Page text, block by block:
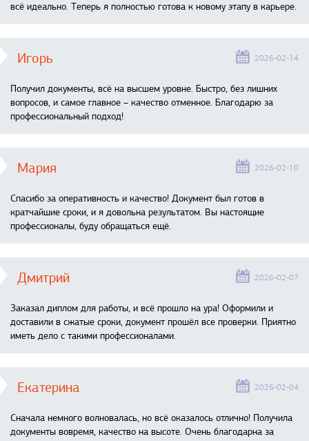
всё идеально. Теперь я полностью готова к новому этапу в карьере.
Игорь 2026-02-14
Получил документы, всё на высшем уровне. Быстро, без лишних
вопросов, и самое главное – качество отменное. Благодарю за
профессиональный подход!
Мария 2026-02-10
Спасибо за оперативность и качество! Документ был готов в
кратчайшие сроки, и я довольна результатом. Вы настоящие
профессионалы, буду обращаться ещё.
Дмитрий 2026-02-07
Заказал диплом для работы, и всё прошло на ура! Оформили и
доставили в сжатые сроки, документ прошёл все проверки. Приятно
иметь дело с такими профессионалами.
Екатерина 2026-02-04
Сначала немного волновалась, но всё оказалось отлично! Получила
документы вовремя, качество на высоте. Очень благодарна за